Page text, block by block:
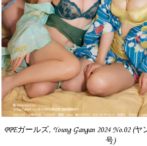
PPEガールズ, Young Gangan 2024 No.02 (
号)